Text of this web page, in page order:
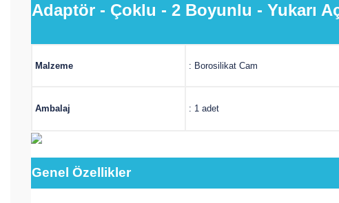
Adaptör - Çoklu - 2 Boyunlu - Yukarı
Malzeme : Borosilikat Cam
Ambalaj : 1 adet
Genel Özellikler